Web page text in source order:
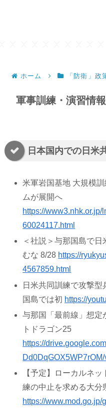
ホーム 「防衛」政
軍事訓練・演習情報
日本国内での日米
米軍岩国基地 大規模
ムが展開へ
https://
60024117.html
＜社説＞与那国島で
むな 8/28 https://
4567859.html
日米共同訓練で攻撃
国島では初 https://
与那国「最前線」想
トドラゴン25
https://
【予定】ローカルネ
練の中止を求める大分
https://